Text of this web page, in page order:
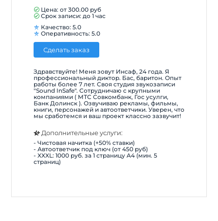
Цена: от 300.00 руб
Срок записи: до 1 час
Качество: 5.0
Оперативность: 5.0
Сделать заказ
Здравствуйте! Меня зовут Инсаф, 24 года. Я
профессиональный диктор. Бас, баритон. Опыт
работы более 7 лет. Своя студия звукозаписи
"Sound InSafe". Сотрудничаю с крупными
компаниями ( МТС Совкомбанк, Гос усулги,
Банк Долинск ). Озвучиваю рекламы, фильмы,
книги, персонажей и автоответчики. Уверен, что
мы сработемся и ваш проект классно зазвучит!
Дополнительные услуги:
- Чистовая начитка (+50% ставки)
- Автоответчик под ключ (от 450 руб)
- XXXL: 1000 руб. за 1 страницу А4 (мин. 5
страниц)